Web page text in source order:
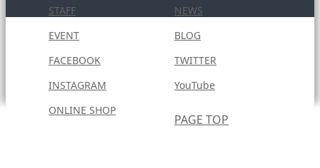
STAFF
NEWS
EVENT
BLOG
FACEBOOK
TWITTER
INSTAGRAM
YouTube
ONLINE SHOP
Copyright © 2020
PAGE TOP